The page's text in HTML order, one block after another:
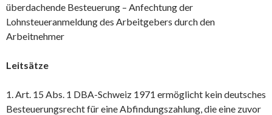
überdachende Besteuerung – Anfechtung der
Lohnsteueranmeldung des Arbeitgebers durch den
Arbeitnehmer
Leitsätze
1. Art. 15 Abs. 1 DBA-Schweiz 1971 ermöglicht kein deutsches
Besteuerungsrecht für eine Abfindungszahlung, die eine zuvor